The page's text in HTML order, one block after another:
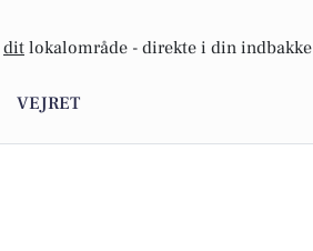
dit lokalområde - direkte i din indbakke
VEJRET